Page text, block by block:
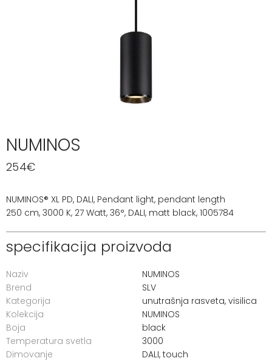
NUMINOS
254€
NUMINOS® XL PD, DALI, Pendant light, pendant length
250 cm, 3000 K, 27 Watt, 36°, DALI, matt black, 1005784
specifikacija proizvoda
Naziv
NUMINOS
Brend
SLV
Kategorija
unutrašnja rasveta, visilica
Kolekcija
NUMINOS
Boja
black
Temperatura svetla
3000
Dimovanje
DALI, touch